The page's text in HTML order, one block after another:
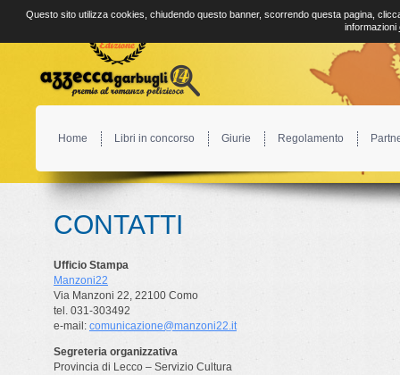
Home Libri in concorso Giurie Regolamento
CONTATTI
Ufficio Stampa
Manzoni22
Via Manzoni 22, 22100 Como
tel. 031-303492
e-mail: comunicazione@manzoni22.it
Segreteria organizzativa
Provincia di Lecco – Servizio Cultura
Questo sito utilizza cookies, chiudendo questo banner, scorrendo questa pagina,
informazioni